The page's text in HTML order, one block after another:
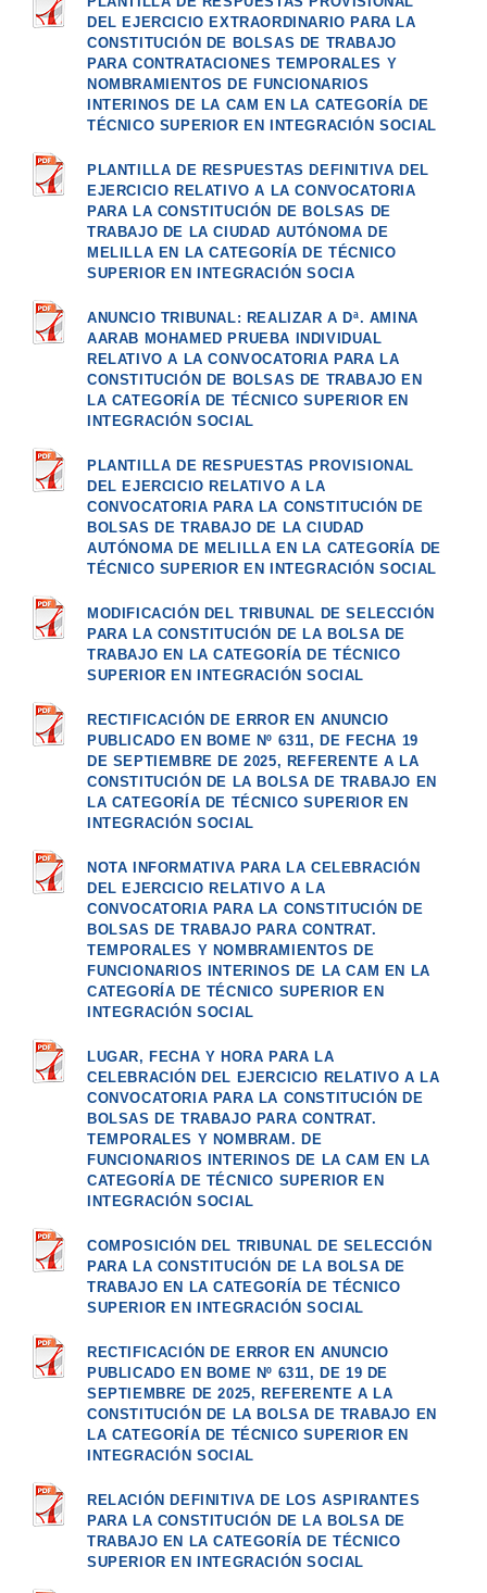
DEL EJERCICIO EXTRAORDINARIO PARA LA
CONSTITUCIÓN DE BOLSAS DE TRABAJO
PARA CONTRATACIONES TEMPORALES Y
NOMBRAMIENTOS DE FUNCIONARIOS
INTERINOS DE LA CAM EN LA CATEGORÍA DE
TÉCNICO SUPERIOR EN INTEGRACIÓN SOCIAL
PLANTILLA DE RESPUESTAS DEFINITIVA DEL
EJERCICIO RELATIVO A LA CONVOCATORIA
PARA LA CONSTITUCIÓN DE BOLSAS DE
TRABAJO DE LA CIUDAD AUTÓNOMA DE
MELILLA EN LA CATEGORÍA DE TÉCNICO
SUPERIOR EN INTEGRACIÓN SOCIA
ANUNCIO TRIBUNAL: REALIZAR A Dª. AMINA
AARAB MOHAMED PRUEBA INDIVIDUAL
RELATIVO A LA CONVOCATORIA PARA LA
CONSTITUCIÓN DE BOLSAS DE TRABAJO EN
LA CATEGORÍA DE TÉCNICO SUPERIOR EN
INTEGRACIÓN SOCIAL
PLANTILLA DE RESPUESTAS PROVISIONAL
DEL EJERCICIO RELATIVO A LA
CONVOCATORIA PARA LA CONSTITUCIÓN DE
BOLSAS DE TRABAJO DE LA CIUDAD
AUTÓNOMA DE MELILLA EN LA CATEGORÍA DE
TÉCNICO SUPERIOR EN INTEGRACIÓN SOCIAL
MODIFICACIÓN DEL TRIBUNAL DE SELECCIÓN
PARA LA CONSTITUCIÓN DE LA BOLSA DE
TRABAJO EN LA CATEGORÍA DE TÉCNICO
SUPERIOR EN INTEGRACIÓN SOCIAL
RECTIFICACIÓN DE ERROR EN ANUNCIO
PUBLICADO EN BOME Nº 6311, DE FECHA 19
DE SEPTIEMBRE DE 2025, REFERENTE A LA
CONSTITUCIÓN DE LA BOLSA DE TRABAJO EN
LA CATEGORÍA DE TÉCNICO SUPERIOR EN
INTEGRACIÓN SOCIAL
NOTA INFORMATIVA PARA LA CELEBRACIÓN
DEL EJERCICIO RELATIVO A LA
CONVOCATORIA PARA LA CONSTITUCIÓN DE
BOLSAS DE TRABAJO PARA CONTRAT.
TEMPORALES Y NOMBRAMIENTOS DE
FUNCIONARIOS INTERINOS DE LA CAM EN LA
CATEGORÍA DE TÉCNICO SUPERIOR EN
INTEGRACIÓN SOCIAL
LUGAR, FECHA Y HORA PARA LA
CELEBRACIÓN DEL EJERCICIO RELATIVO A LA
CONVOCATORIA PARA LA CONSTITUCIÓN DE
BOLSAS DE TRABAJO PARA CONTRAT.
TEMPORALES Y NOMBRAM. DE
FUNCIONARIOS INTERINOS DE LA CAM EN LA
CATEGORÍA DE TÉCNICO SUPERIOR EN
INTEGRACIÓN SOCIAL
COMPOSICIÓN DEL TRIBUNAL DE SELECCIÓN
PARA LA CONSTITUCIÓN DE LA BOLSA DE
TRABAJO EN LA CATEGORÍA DE TÉCNICO
SUPERIOR EN INTEGRACIÓN SOCIAL
RECTIFICACIÓN DE ERROR EN ANUNCIO
PUBLICADO EN BOME Nº 6311, DE 19 DE
SEPTIEMBRE DE 2025, REFERENTE A LA
CONSTITUCIÓN DE LA BOLSA DE TRABAJO EN
LA CATEGORÍA DE TÉCNICO SUPERIOR EN
INTEGRACIÓN SOCIAL
RELACIÓN DEFINITIVA DE LOS ASPIRANTES
PARA LA CONSTITUCIÓN DE LA BOLSA DE
TRABAJO EN LA CATEGORÍA DE TÉCNICO
SUPERIOR EN INTEGRACIÓN SOCIAL